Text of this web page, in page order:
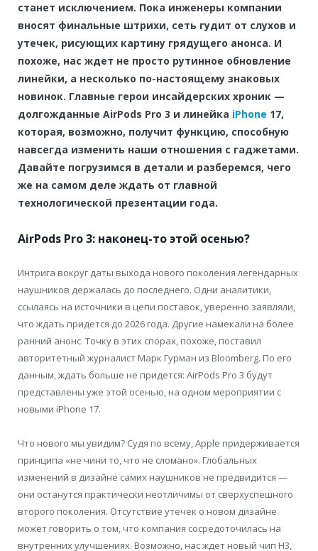
станет исключением. Пока инженеры компании
вносят финальные штрихи, сеть гудит от слухов и
утечек, рисующих картину грядущего анонса. И
похоже, нас ждет не просто рутинное обновление
линейки, а несколько по-настоящему знаковых
новинок. Главные герои инсайдерских хроник —
долгожданные AirPods Pro 3 и линейка iPhone 17,
которая, возможно, получит функцию, способную
навсегда изменить наши отношения с гаджетами.
Давайте погрузимся в детали и разберемся, чего
же на самом деле ждать от главной
технологической презентации года.
AirPods Pro 3: наконец-то этой осенью?
Интрига вокруг даты выхода нового поколения легендарных
наушников держалась до последнего. Одни аналитики,
ссылаясь на источники в цепи поставок, уверенно заявляли,
что ждать придется до 2026 года. Другие намекали на более
ранний анонс. Точку в этих спорах, похоже, поставил
авторитетный журналист Марк Гурман из Bloomberg. По его
данным, ждать больше не придется: AirPods Pro 3 будут
представлены уже этой осенью, на одном мероприятии с
новыми iPhone 17.
Что нового мы увидим? Судя по всему, Apple придерживается
принципа «не чини то, что не сломано». Глобальных
изменений в дизайне самих наушников не предвидится —
они останутся практически неотличимы от сверхуспешного
второго поколения. Отсутствие утечек о новом дизайне
может говорить о том, что компания сосредоточилась на
внутренних улучшениях. Возможно, нас ждет новый чип H3,